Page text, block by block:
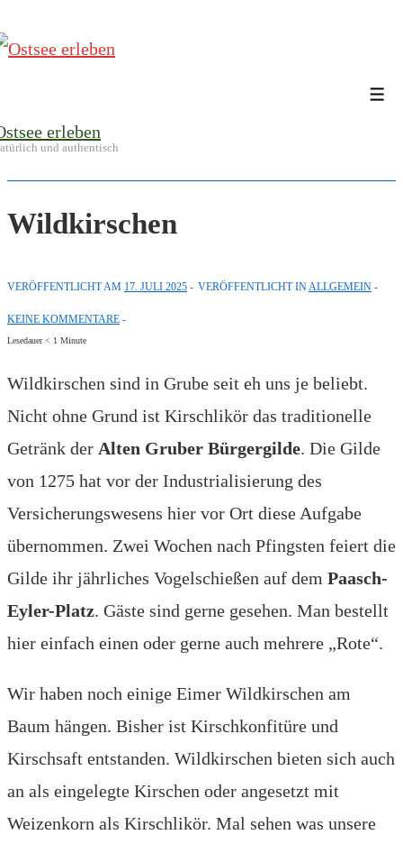
Zum
erleben
und authentisch
Wildkirschen
VERÖFFENTLICHT AM 17. JULI 2025 VERÖFFENTLICHT IN ALLGEMEIN
KEINE KOMMENTARE
Lesedauer < 1 Minute
Wildkirschen sind in Grube seit eh uns je beliebt.
Nicht ohne Grund ist Kirschlikör das traditionelle
Getränk der Alten Gruber Bürgergilde. Die Gilde
von 1275 hat vor der Industrialisierung des
Versicherungswesens hier vor Ort diese Aufgabe
übernommen. Zwei Wochen nach Pfingsten feiert die
Gilde ihr jährliches Vogelschießen auf dem Paasch-
Eyler-Platz. Gäste sind gerne gesehen. Man bestellt
hier einfach einen oder gerne auch mehrere „Rote“.
Wir haben noch einige Eimer Wildkirschen am
Baum hängen. Bisher ist Kirschkonfitüre und
Kirschsaft entstanden. Wildkirschen bieten sich auch
an als eingelegte Kirschen oder angesetzt mit
Weizenkorn als Kirschlikör. Mal sehen was unsere